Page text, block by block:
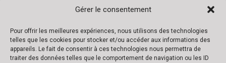
Gérer le consentement
Pour offrir les meilleures expériences, nous utilisons des technologies
telles que les cookies pour stocker et/ou accéder aux informations des
appareils. Le fait de consentir à ces technologies nous permettra de
traiter des données telles que le comportement de navigation ou les ID
Fax: +352 27 68 73 93
INFORMAZIONI LEGALI
Società anonima con capitale di 111.300 €